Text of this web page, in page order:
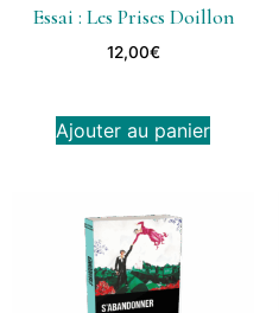
Essai : Les Prises Doillon
12,00€
Ajouter au panier